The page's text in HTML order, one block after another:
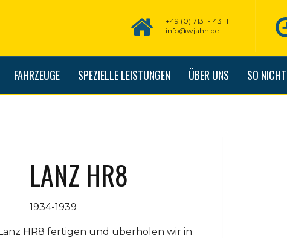
+49 (0) 7131 - 43 111
info@wjahn.de
FAHRZEUGE SPEZIELLE LEISTUNGEN ÜBER UNS SO NICHT
LANZ HR8
1934-1939
HR8 fertigen und überholen wir in